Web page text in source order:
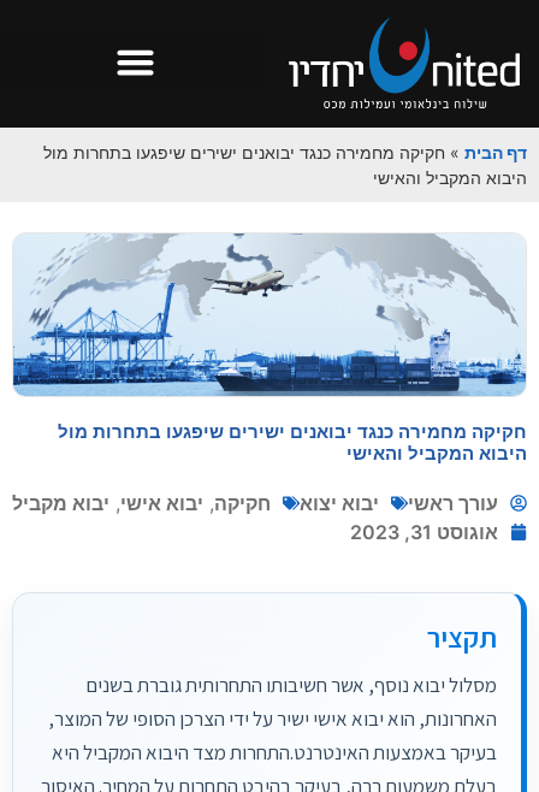
דף הבית » חקיקה מחמירה כנגד יבואנים ישירים שיפגעו בתחרות מול
היבוא המקביל והאישי
חקיקה מחמירה כנגד יבואנים ישירים שיפגעו בתחרות מול
היבוא המקביל והאישי
עורך ראשי יבוא יצוא חקיקה, יבוא אישי, יבוא מקביל
אוגוסט 31, 2023
תקציר
מסלול יבוא נוסף, אשר חשיבותו התחרותית גוברת בשנים
האחרונות, הוא יבוא אישי ישיר על ידי הצרכן הסופי של המוצר,
בעיקר באמצעות האינטרנט.התחרות מצד היבוא המקביל היא
בעלת משמעות רבה, בעיקר בהיבט התחרות על המחיר. האיסור